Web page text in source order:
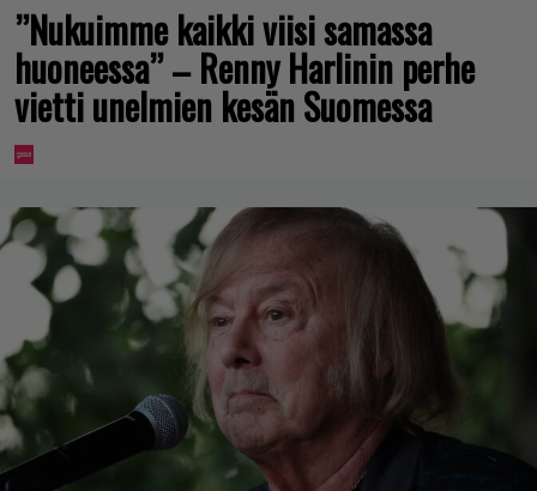
”Nukuimme kaikki viisi samassa
huoneessa” – Renny Harlinin perhe
vietti unelmien kesän Suomessa